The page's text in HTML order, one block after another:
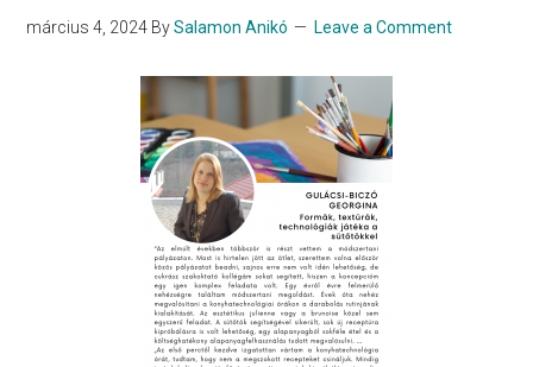
március 4, 2024 BySalamon Anikó Leave a Comment